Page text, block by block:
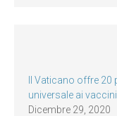
Il Vaticano offre
universale ai
Dicembre 29, 2020